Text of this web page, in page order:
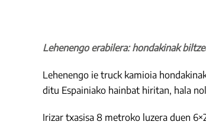
Lehenengo erabilera: hondakinak
Lehenengo ie truck kamioia
ditu Espainiako hainbat hiritan, hala
Irizar txasisa 8 metroko luzera duen